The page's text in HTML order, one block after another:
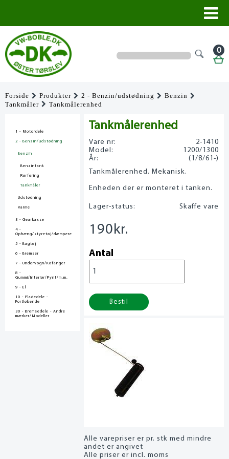
0
Forside Produkter 2 - Benzin/udstødning
Benzin
Tankmåler
Tankmålerenhed
1 - Motordele
2 - Benzin/udstødning
Benzin
Benzintank
Rørføring
Tankmåler
Udstødning
Varme
3 - Gearkasse
4 -
Ophæng/styretøj/dæmpere
5 - Bagtøj
6 - Bremser
7 - Undervogn/Kofanger
8 -
Gummi/Interiør/Pynt/m.m.
9 - El
10 - Pladedele -
Fortløbende
30 - Bremsedele - Andre
mærker/Modeller
Tankmålerenhed
Vare nr:
2-1410
Model:
1200/1300
År:
(1/8/61-)
Tankmålerenhed. Mekanisk.
Enheden der er monteret i tanken.
Lager-status: Skaffe vare
190kr.
Antal
Bestil
Alle varepriser er pr. stk med mindre
andet er angivet
Alle priser er incl. moms